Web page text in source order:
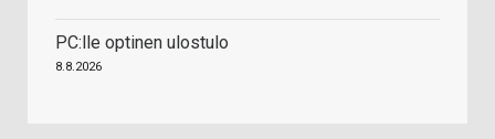
PC:lle optinen ulostulo
8.8.2026